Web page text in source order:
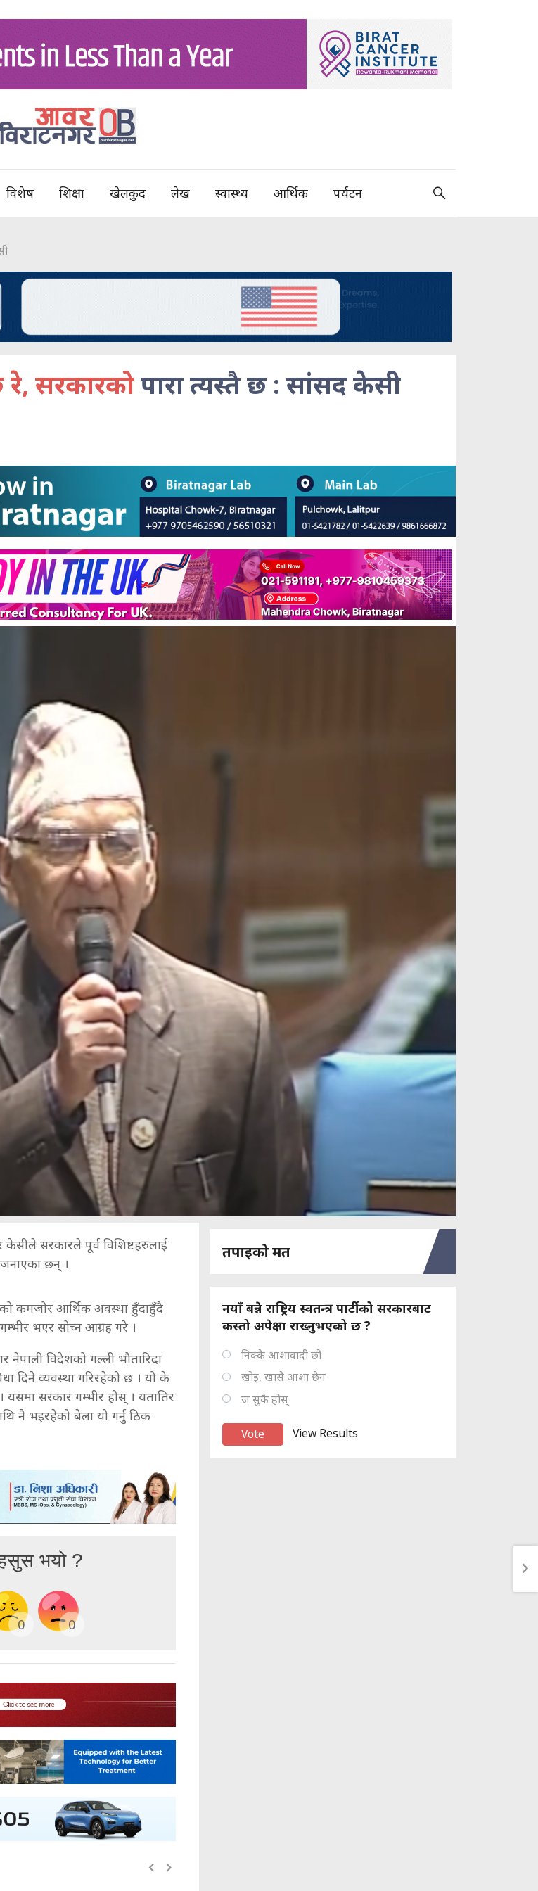
विशेष शिक्षा खेलकुद लेख स्वास्थ्य आर्थिक पर्यटन
रे, सरकारकोपारा त्यस्तै छ : सांसद केसी
केसीले सरकारले पूर्व विशिष्टहरुलाई
जनाएका छन् ।
कमजोर आर्थिक अवस्था हुँदाहुँदै
भएर सोच्न आग्रह गरे ।
विदेशको गल्ली भौतारिदा
दिने व्यवस्था गरिरहेको छ । यो के
सरकार गम्भीर होस् । यतातिर
नै भइरहेको बेला यो गर्नु ठिक
भयो ?
0 0
तपाइको मत
नयाँ बन्ने राष्ट्रिय स्वतन्त्र पार्टीको सरकारबाट
कस्तो अपेक्षा राख्नुभएको छ ?
निक्कै आशावादी छौ
खोइ, खासै आशा छैन
ज सुकै होस्
View Results